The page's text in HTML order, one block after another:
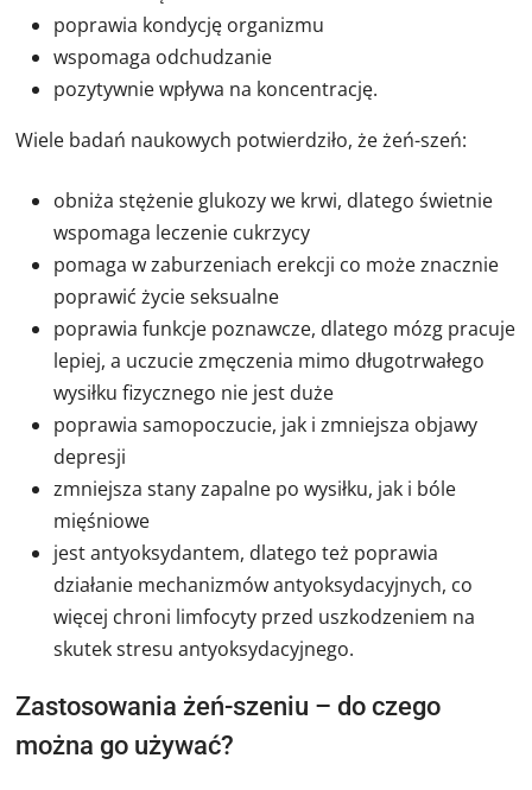
poprawia kondycję organizmu
wspomaga odchudzanie
pozytywnie wpływa na koncentrację.
Wiele badań naukowych potwierdziło, że żeń-szeń:
obniża stężenie glukozy we krwi, dlatego świetnie
wspomaga leczenie cukrzycy
pomaga w zaburzeniach erekcji co może znacznie
poprawić życie seksualne
poprawia funkcje poznawcze, dlatego mózg pracuje
lepiej, a uczucie zmęczenia mimo długotrwałego
wysiłku fizycznego nie jest duże
poprawia samopoczucie, jak i zmniejsza objawy
depresji
zmniejsza stany zapalne po wysiłku, jak i bóle
mięśniowe
jest antyoksydantem, dlatego też poprawia
działanie mechanizmów antyoksydacyjnych, co
więcej chroni limfocyty przed uszkodzeniem na
skutek stresu antyoksydacyjnego.
Zastosowania żeń-szeniu – do czego
można go używać?